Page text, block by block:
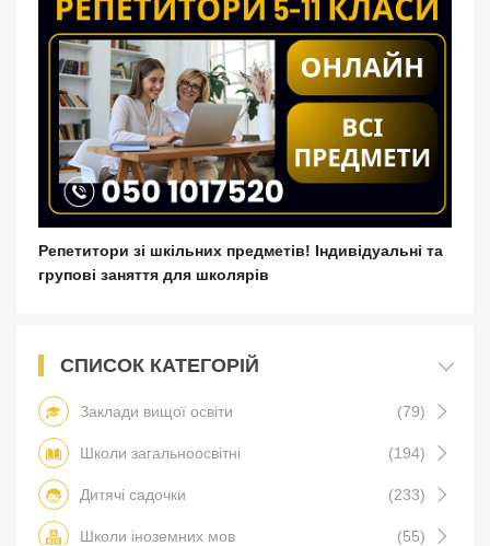
СПИСОК КАТЕГОРІЙ
Заклади вищої освіти (79)
Школи загальноосвітні (194)
Дитячі садочки (233)
Школи іноземних мов (55)
Репетитори зі шкільних предметів! Індивідуальні та
групові заняття для школярів